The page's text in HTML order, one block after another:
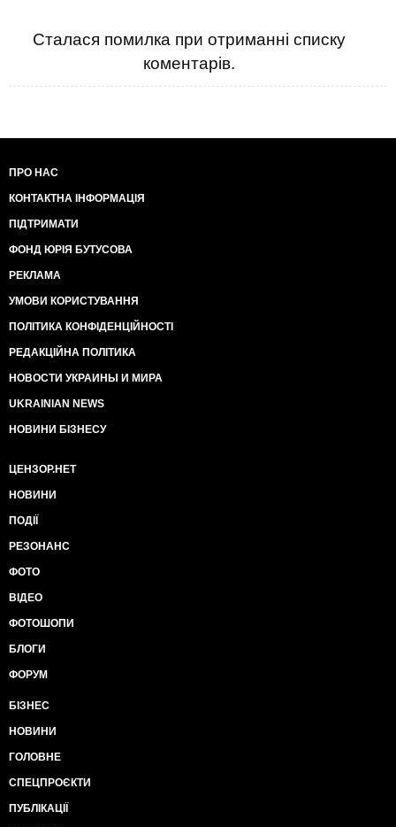
Сталася помилка при отриманні списку
коментарів.
ПРО НАС
КОНТАКТНА ІНФОРМАЦІЯ
ПІДТРИМАТИ
ФОНД ЮРІЯ БУТУСОВА
РЕКЛАМА
УМОВИ КОРИСТУВАННЯ
ПОЛІТИКА КОНФІДЕНЦІЙНОСТІ
РЕДАКЦІЙНА ПОЛІТИКА
НОВОСТИ УКРАИНЫ И МИРА
UKRAINIAN NEWS
НОВИНИ БІЗНЕСУ
ЦЕНЗОР.НЕТ
НОВИНИ
ПОДІЇ
РЕЗОНАНС
ФОТО
ВІДЕО
ФОТОШОПИ
БЛОГИ
ФОРУМ
БІЗНЕС
НОВИНИ
ГОЛОВНЕ
СПЕЦПРОЄКТИ
ПУБЛІКАЦІЇ